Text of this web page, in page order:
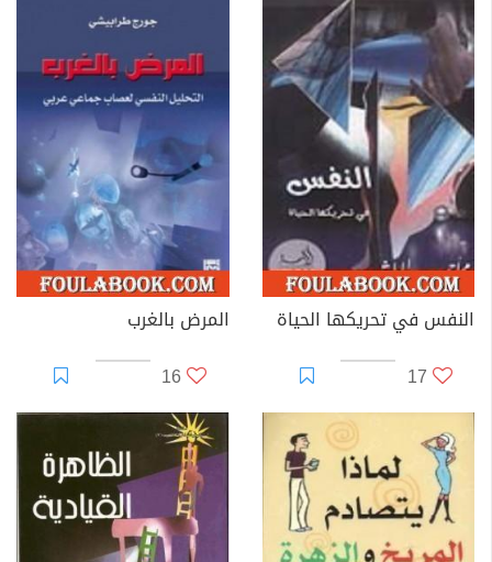
النفس في تحريكها الحياة
17
المرض بالغرب
16